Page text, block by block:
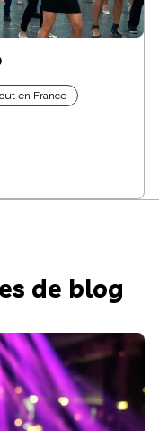
en France
de blog